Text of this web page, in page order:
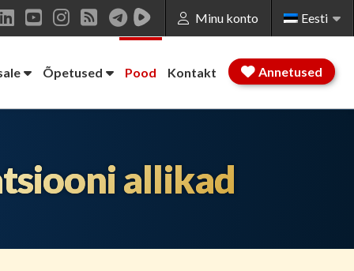
Minu konto Eesti
LinkedIn
YouTube
Instagram
RSS
Õpetused Pood Kontakt Annetused
allikad